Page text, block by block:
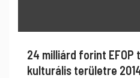
24 milliárd forint EFOP
kulturális területre